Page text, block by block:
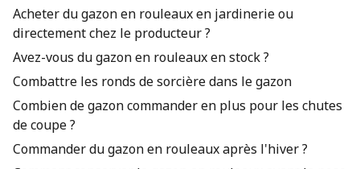
Acheter du gazon en rouleaux en jardinerie ou
directement chez le producteur ?
Avez-vous du gazon en rouleaux en stock ?
Combattre les ronds de sorcière dans le gazon
Combien de gazon commander en plus pour les chutes
de coupe ?
Commander du gazon en rouleaux après l'hiver ?